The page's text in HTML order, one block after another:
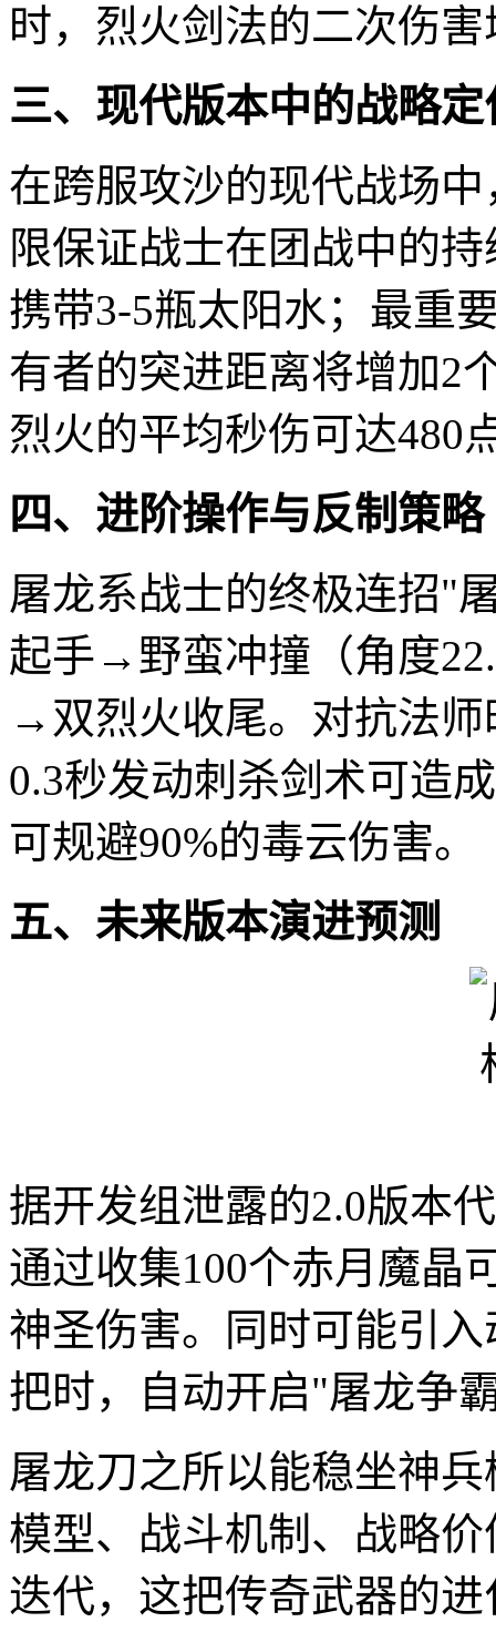
时，烈火剑法的二次伤
三、现代版本中的战略定
在跨服攻沙的现代战场
限保证战士在团战中的
携带3-5瓶太阳水；最重
有者的突进距离将增加2
烈火的平均秒伤可达480
四、进阶操作与反制策略
屠龙系战士的终极连招"
起手→野蛮冲撞（角度
→双烈火收尾。对抗法
0.3秒发动刺杀剑术可造
可规避90%的毒云伤害。
五、未来版本演进预测
据开发组泄露的2.0版本
通过收集100个赤月魔晶
神圣伤害。同时可能引
把时，自动开启"屠龙争
屠龙刀之所以能稳坐神
模型、战斗机制、战略
迭代，这把传奇武器的